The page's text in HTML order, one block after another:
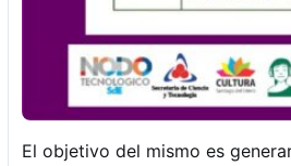
El objetivo del mismo es